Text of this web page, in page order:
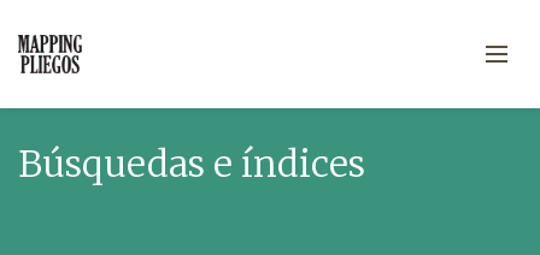
Búsquedas e índices